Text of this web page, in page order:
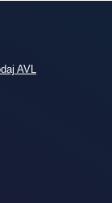
AVL